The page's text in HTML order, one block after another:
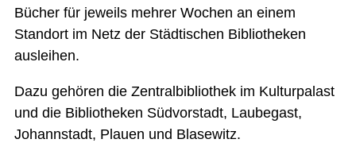
Bücher für jeweils mehrer Wochen an einem
Standort im Netz der Städtischen Bibliotheken
ausleihen.
Dazu gehören die Zentralbibliothek im Kulturpalast
und die Bibliotheken Südvorstadt, Laubegast,
Johannstadt, Plauen und Blasewitz.